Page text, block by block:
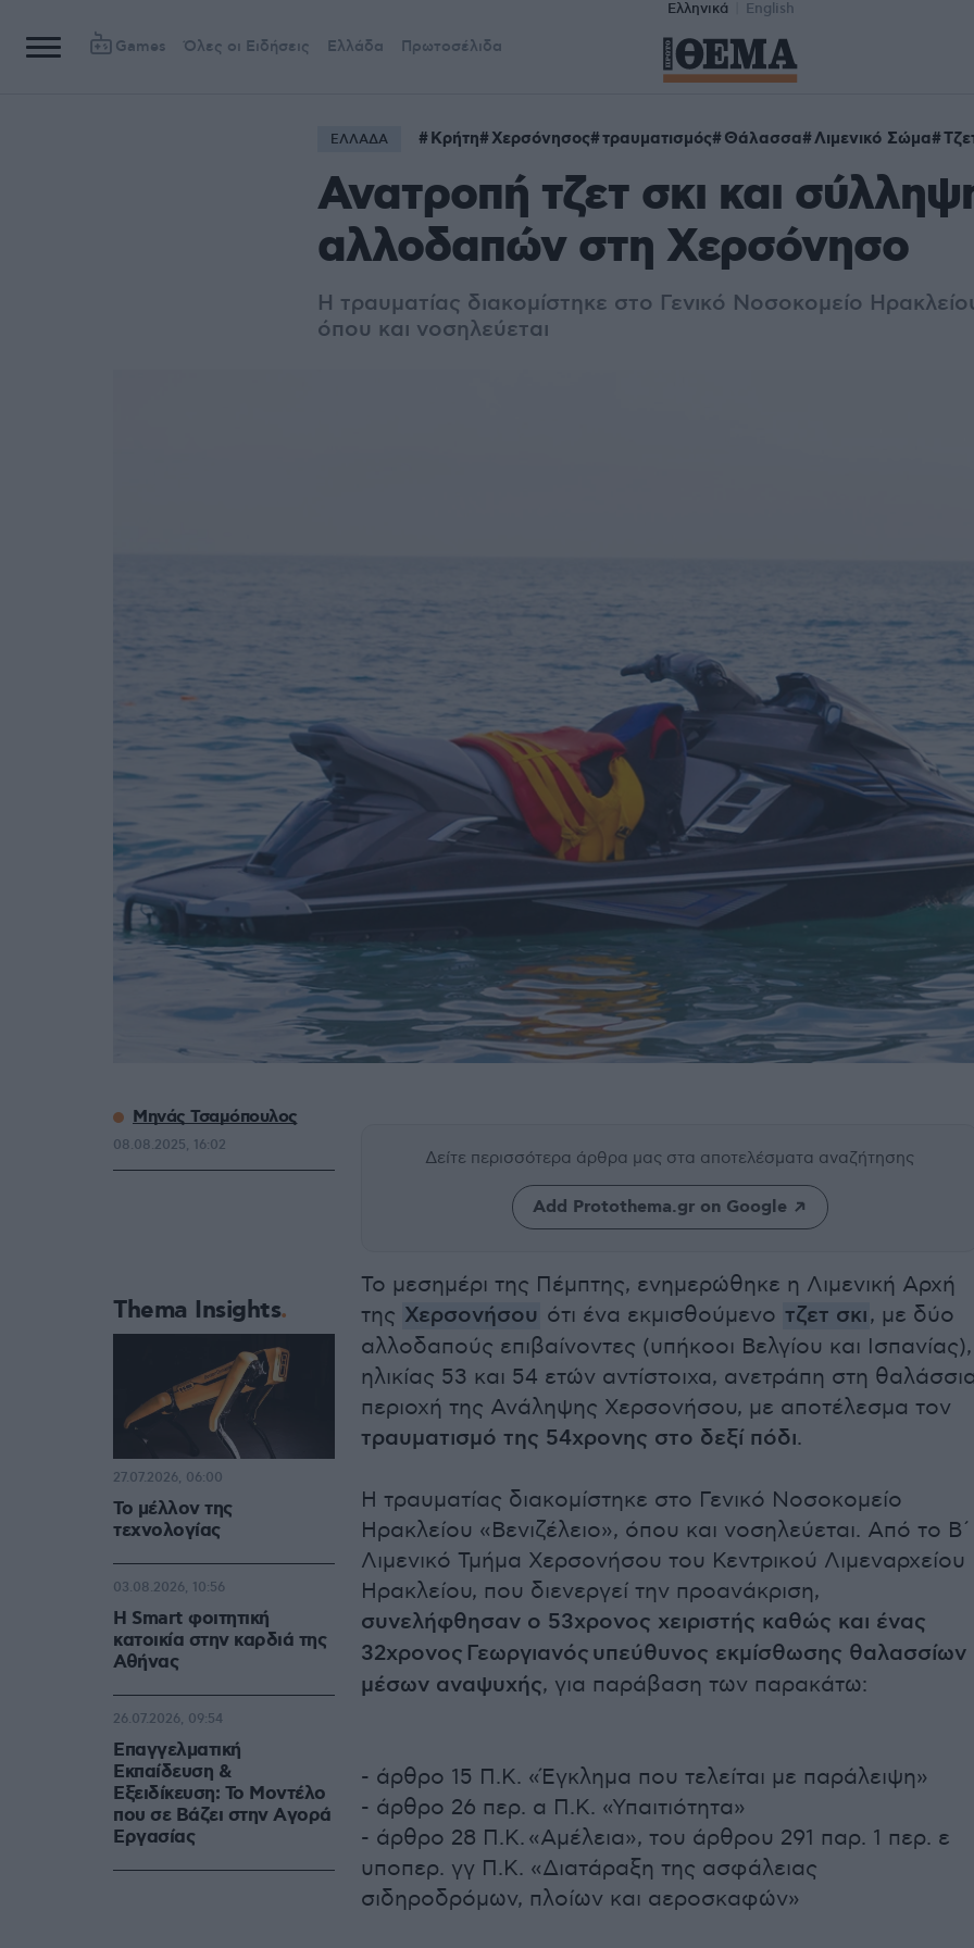
Ελληνικά English
Games Όλες οι Ειδήσεις Ελλάδα Πρωτοσέλιδα
ΕΛΛΑΔΑ Κρήτη Χερσόνησος τραυματισμός Θάλασσα Λιμενικό Σώμα
Ανατροπή τζετ σκι και
αλλοδαπών στη Χερσόνησο
Η τραυματίας διακομίστηκε στο Γενικό Νοσοκομείο
όπου και νοσηλεύεται
Δείτε περισσότερα άρθρα μας στα αποτελέσματα αναζήτησης
Add Protothema.gr on Google
Το μεσημέρι της Πέμπτης, ενημερώθηκε η Λιμενική Αρχή
της Χερσονήσου ότι ένα εκμισθούμενο τζετ σκι, με δύο
αλλοδαπούς επιβαίνοντες (υπήκοοι Βελγίου και Ισπανίας),
ηλικίας 53 και 54 ετών αντίστοιχα, ανετράπη στη
περιοχή της Ανάληψης Χερσονήσου, με αποτέλεσμα τον
τραυματισμό της 54χρονης στο δεξί πόδι.
Η τραυματίας διακομίστηκε στο Γενικό Νοσοκομείο
Ηρακλείου «Βενιζέλειο», όπου και νοσηλεύεται. Από το Β΄
Λιμενικό Τμήμα Χερσονήσου του Κεντρικού Λιμεναρχείου
Ηρακλείου, που διενεργεί την προανάκριση,
συνελήφθησαν ο 53χρονος χειριστής καθώς και ένας
32χρονος Γεωργιανός υπεύθυνος εκμίσθωσης θαλασσίων
μέσων αναψυχής, για παράβαση των παρακάτω:
- άρθρο 15 Π.Κ. «Έγκλημα που τελείται με παράλειψη»
- άρθρο 26 περ. α Π.Κ. «Υπαιτιότητα»
- άρθρο 28 Π.Κ. «Αμέλεια», του άρθρου 291 παρ. 1 περ. ε
υποπερ. γγ Π.Κ. «Διατάραξη της ασφάλειας
σιδηροδρόμων, πλοίων και αεροσκαφών»
Μηνάς Τσαμόπουλος
08.08.2025, 16:02
Thema Insights
Το μέλλον της
τεχνολογίας
27.07.2026, 06:00
Η Smart φοιτητική
κατοικία στην καρδιά της
Αθήνας
03.08.2026, 10:56
Επαγγελματική
Εκπαίδευση &
Εξειδίκευση: Το Mοντέλο
που σε Bάζει στην Aγορά
Eργασίας
26.07.2026, 09:54